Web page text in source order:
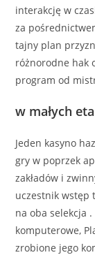
interakcję w
za
tajny plan
różnorodne hak
program od
w małych
Jeden kasyno
gry w poprzek
zakładów i
uczestnik wstęp
na oba selekcja
komputerowe,
zrobione jego